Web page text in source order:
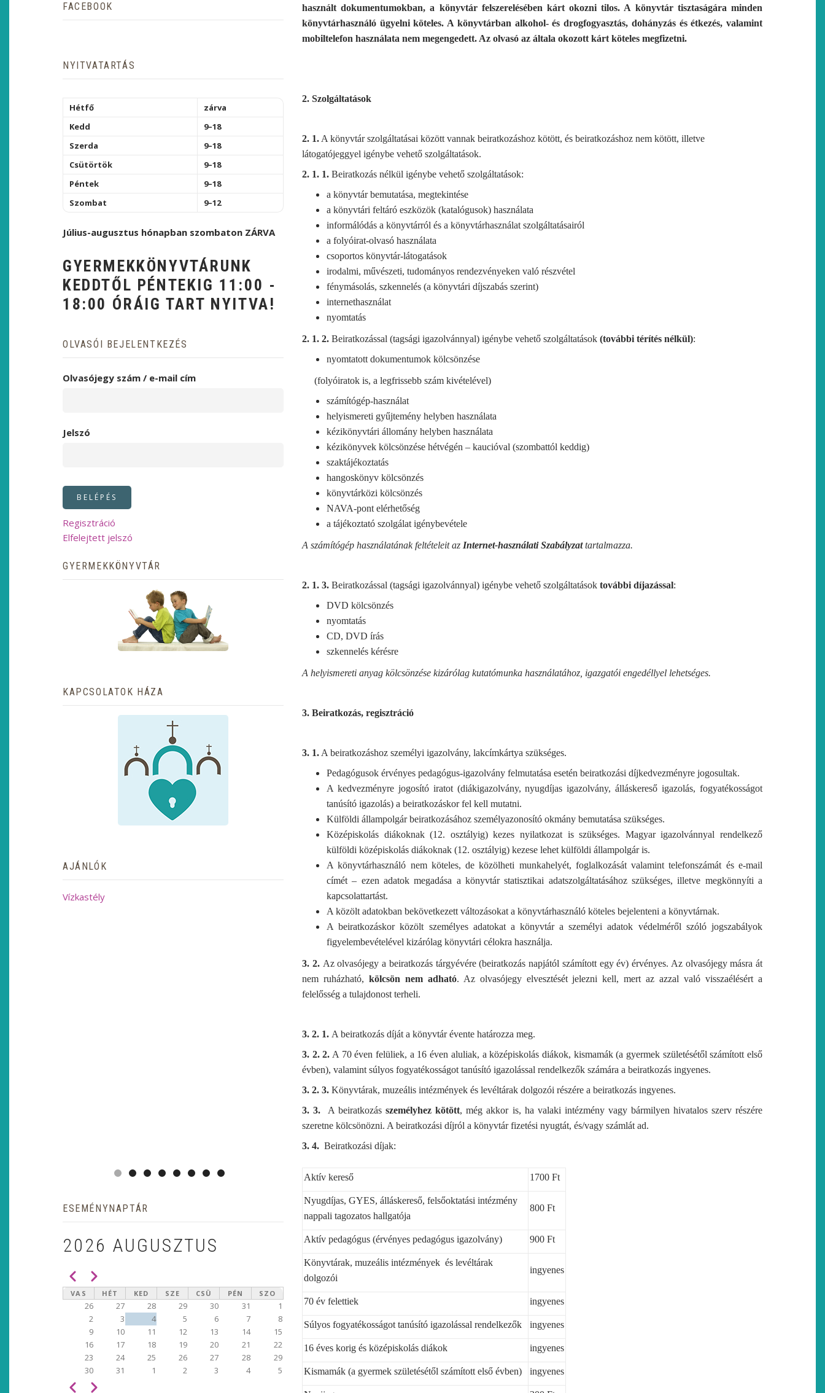
használt dokumentumokban, a könyvtár felszerelésében kárt okozni tilos. A könyvtár tisztaságára minden
könyvtárhasználó ügyelni köteles. A könyvtárban alkohol- és drogfogyasztás, dohányzás és étkezés, valamint
mobiltelefon használata nem megengedett. Az olvasó az általa okozott kárt köteles megfizetni.
2. Szolgáltatások
2. 1. A könyvtár szolgáltatásai között vannak beiratkozáshoz kötött, és beiratkozáshoz nem kötött, illetve
látogatójeggyel igénybe vehető szolgáltatások.
2. 1. 1. Beiratkozás nélkül igénybe vehető szolgáltatások:
a könyvtár bemutatása, megtekintése
a könyvtári feltáró eszközök (katalógusok) használata
informálódás a könyvtárról és a könyvtárhasználat szolgáltatásairól
a folyóirat-olvasó használata
csoportos könyvtár-látogatások
irodalmi, művészeti, tudományos rendezvényeken való részvétel
fénymásolás, szkennelés (a könyvtári díjszabás szerint)
internethasználat
nyomtatás
2. 1. 2. Beiratkozással (tagsági igazolvánnyal) igénybe vehető szolgáltatások (további térítés nélkül):
nyomtatott dokumentumok kölcsönzése
(folyóiratok is, a legfrissebb szám kivételével)
számítógép-használat
helyismereti gyűjtemény helyben használata
kézikönyvtári állomány helyben használata
kézikönyvek kölcsönzése hétvégén – kaucióval (szombattól keddig)
szaktájékoztatás
hangoskönyv kölcsönzés
könyvtárközi kölcsönzés
NAVA-pont elérhetőség
a tájékoztató szolgálat igénybevétele
A számítógép használatának feltételeit az Internet-használati Szabályzattartalmazza.
2. 1. 3. Beiratkozással (tagsági igazolvánnyal) igénybe vehető szolgáltatások további díjazással:
DVD kölcsönzés
nyomtatás
CD, DVD írás
szkennelés kérésre
A helyismereti anyag kölcsönzése kizárólag kutatómunka használatához, igazgatói engedéllyel lehetséges.
3. Beiratkozás, regisztráció
3. 1. A beiratkozáshoz személyi igazolvány, lakcímkártya szükséges.
Pedagógusok érvényes pedagógus-igazolvány felmutatása esetén beiratkozási díjkedvezményre jogosultak.
A kedvezményre jogosító iratot (diákigazolvány, nyugdíjas igazolvány, álláskereső igazolás, fogyatékosságot
tanúsító igazolás) a beiratkozáskor fel kell mutatni.
Külföldi állampolgár beiratkozásához személyazonosító okmány bemutatása szükséges.
Középiskolás diákoknak (12. osztályig) kezes nyilatkozat is szükséges. Magyar igazolvánnyal rendelkező
külföldi középiskolás diákoknak (12. osztályig) kezese lehet külföldi állampolgár is.
A könyvtárhasználó nem köteles, de közölheti munkahelyét, foglalkozását valamint telefonszámát és e-mail
címét – ezen adatok megadása a könyvtár statisztikai adatszolgáltatásához szükséges, illetve megkönnyíti a
kapcsolattartást.
A közölt adatokban bekövetkezett változásokat a könyvtárhasználó köteles bejelenteni a könyvtárnak.
A beiratkozáskor közölt személyes adatokat a könyvtár a személyi adatok védelméről szóló jogszabályok
figyelembevételével kizárólag könyvtári célokra használja.
3. 2. Az olvasójegy a beiratkozás tárgyévére (beiratkozás napjától számított egy év) érvényes. Az olvasójegy másra át
nem ruházható, kölcsön nem adható. Az olvasójegy elvesztését jelezni kell, mert az azzal való visszaélésért a
felelősség a tulajdonost terheli.
3. 2. 1. A beiratkozás díját a könyvtár évente határozza meg.
3. 2. 2. A 70 éven felüliek, a 16 éven aluliak, a középiskolás diákok, kismamák (a gyermek születésétől számított első
évben), valamint súlyos fogyatékosságot tanúsító igazolással rendelkezők számára a beiratkozás ingyenes.
3. 2. 3. Könyvtárak, muzeális intézmények és levéltárak dolgozói részére a beiratkozás ingyenes.
3. 3.
A beiratkozásszemélyhez kötött, még akkor is, ha valaki intézmény vagy bármilyen hivatalos szerv részére
szeretne kölcsönözni. A beiratkozási díjról a könyvtár fizetési nyugtát, és/vagy számlát ad.
3. 4. Beiratkozási díjak:
Aktív kereső 1700 Ft
Nyugdíjas, GYES, álláskereső, felsőoktatási intézmény
nappali tagozatos hallgatója
800 Ft
Aktív pedagógus (érvényes pedagógus igazolvány) 900 Ft
Könyvtárak, muzeális intézmények és levéltárak
dolgozói
ingyenes
70 év felettiek ingyenes
Súlyos fogyatékosságot tanúsító igazolással rendelkezők ingyenes
16 éves korig és középiskolás diákok ingyenes
Kismamák (a gyermek születésétől számított első évben) ingyenes
FACEBOOK
NYITVATARTÁS
Hétfő
zárva
Kedd
9–18
Szerda
9–18
Csütörtök
9–18
Péntek
9–18
Szombat
9–12
Július-augusztus hónapban szombaton ZÁRVA
GYERMEKKÖNYVTÁRUNK
KEDDTŐL PÉNTEKIG 11:00 -
18:00 ÓRÁIG TART NYITVA!
OLVASÓI BEJELENTKEZÉS
Olvasójegy szám / e-mail cím
Jelszó
Regisztráció
Elfelejtett jelszó
GYERMEKKÖNYVTÁR
KAPCSOLATOK HÁZA
AJÁNLÓK
Vízkastély
ESEMÉNYNAPTÁR
2026 AUGUSZTUS
OLDALSZÁMOZÁS
Előző Következő
VAS HÉT KED SZE CSÜ PÉN SZO
26 27 28 29 30 31
1
2
3 4 5 6 7
8
9
10 11 12 13 14
15
16
17 18 19 20 21
22
23
24 25 26 27 28
29
30
31 1 2 3 4 5
Előző Következő